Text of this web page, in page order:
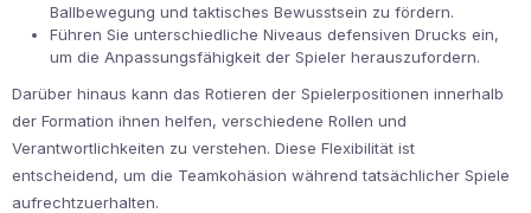
Ballbewegung und taktisches Bewusstsein zu fördern.
Führen Sie unterschiedliche Niveaus defensiven Drucks ein,
um die Anpassungsfähigkeit der Spieler herauszufordern.
Darüber hinaus kann das Rotieren der Spielerpositionen innerhalb
der Formation ihnen helfen, verschiedene Rollen und
Verantwortlichkeiten zu verstehen. Diese Flexibilität ist
entscheidend, um die Teamkohäsion während tatsächlicher Spiele
aufrechtzuerhalten.